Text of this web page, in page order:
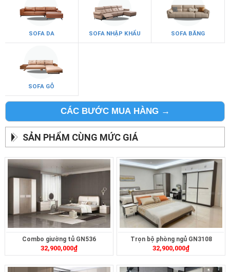
SOFA DA SOFA NHẬP KHẨU SOFA BĂNG
SOFA GỖ
CÁC BƯỚC MUA HÀNG →
SẢN PHẨM CÙNG MỨC GIÁ
Combo giường tủ GN536
32,900,000₫
Trọn bộ phòng ngủ GN3108
32,900,000₫